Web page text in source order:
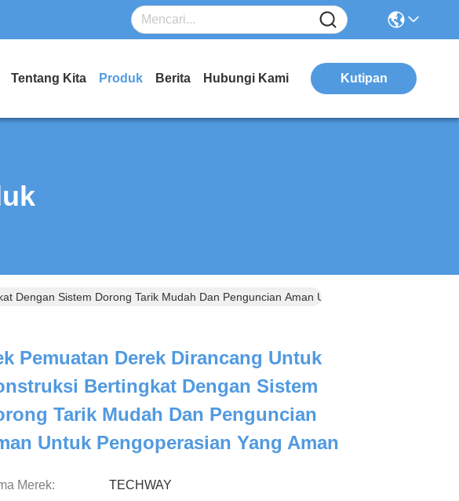
Tentang Kita Produk Berita Hubungi Kami Kutipan
Dengan Sistem Dorong Tarik Mudah Dan Penguncian Aman Untuk Pengoperasian Yang
Pemuatan Derek Dirancang Untuk
Bertingkat Dengan Sistem
Tarik Mudah Dan Penguncian
Untuk Pengoperasian Yang Aman
Merek: TECHWAY